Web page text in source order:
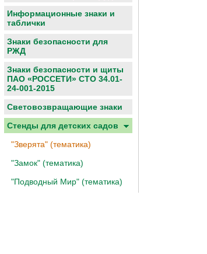
Информационные знаки и
таблички
Знаки безопасности для
РЖД
Знаки безопасности и щиты
ПАО «РОССЕТИ» СТО 34.01-
24-001-2015
Световозвращающие знаки
Cтенды для детских садов
"Зверята" (тематика)
"Замок" (тематика)
"Подводный Мир" (тематика)